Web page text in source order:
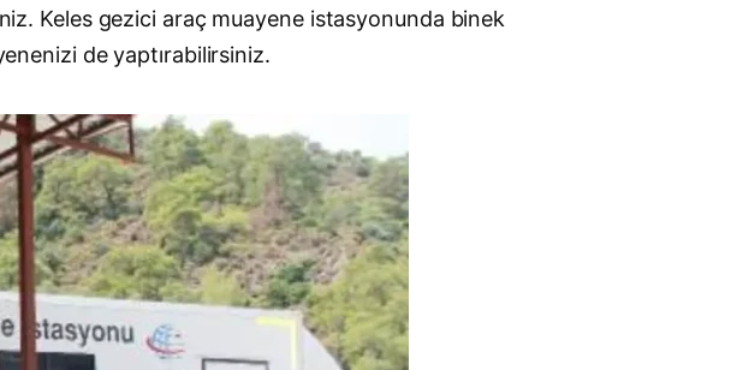
Keles gezici araç muayene istasyonunda binek
de yaptırabilirsiniz.